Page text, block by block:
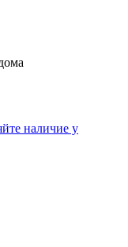
наличие у